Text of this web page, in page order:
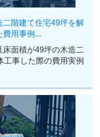
階建て住宅49坪を解
用事例...
面積が49坪の木造二
工事した際の費用実例